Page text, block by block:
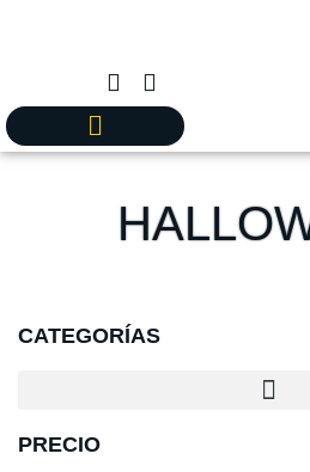
CATEGORÍAS
PRECIO